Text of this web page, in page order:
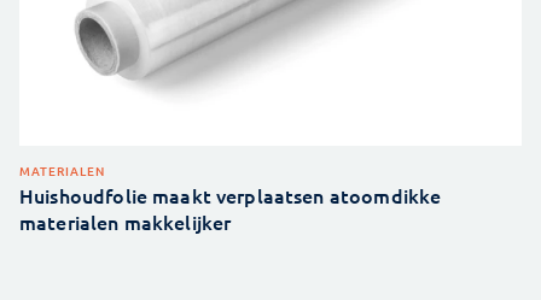
MATERIALEN
Huishoudfolie maakt verplaatsen atoomdikke
materialen makkelijker